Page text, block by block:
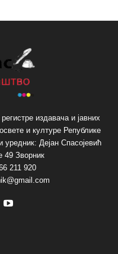
издавача и јавних
и културе Републике
Дејан Спасојевић
49 Зворник
211 920